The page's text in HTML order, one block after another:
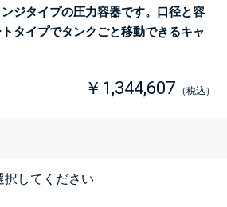
ジタイプの圧力容器です。口径と容
タイプでタンクごと移動できるキャ
￥1,344,607 （税込）
してください